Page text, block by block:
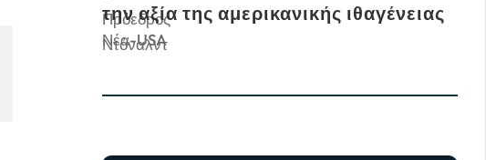
την αξία της αμερικανικής ιθαγένειας
Νέα-USA